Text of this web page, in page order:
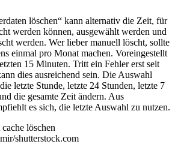
löschen“ kann alternativ die Zeit, für
werden können, ausgewählt werden und
werden. Wer lieber manuell löscht, sollte
einmal pro Monat machen. Voreingestellt
15 Minuten. Tritt ein Fehler erst seit
dies ausreichend sein. Die Auswahl
letzte Stunde, letzte 24 Stunden, letzte 7
die gesamte Zeit ändern. Aus
es sich, die letzte Auswahl zu nutzen.
shutterstock.com